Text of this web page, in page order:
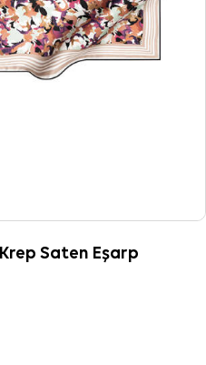
Saten Eşarp